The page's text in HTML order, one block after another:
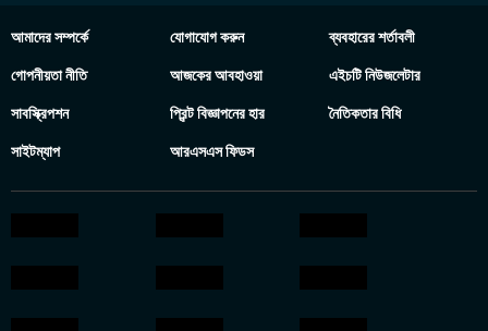
আমাদের সম্পর্কে যোগাযোগ করুন ব্যবহারের শর্তাবলী
গোপনীয়তা নীতি আজকের আবহাওয়া এইচটি নিউজলেটার
সাবস্ক্রিপশন প্রিন্ট বিজ্ঞাপনের হার নৈতিকতার বিধি
সাইটম্যাপ আরএসএস ফিডস